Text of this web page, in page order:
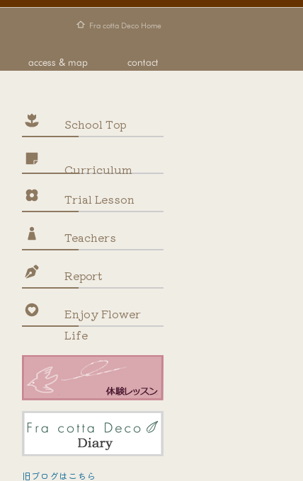
School Top
Curriculum
Trial Lesson
Teachers
Report
Enjoy Flower
Life
旧ブログはこちら